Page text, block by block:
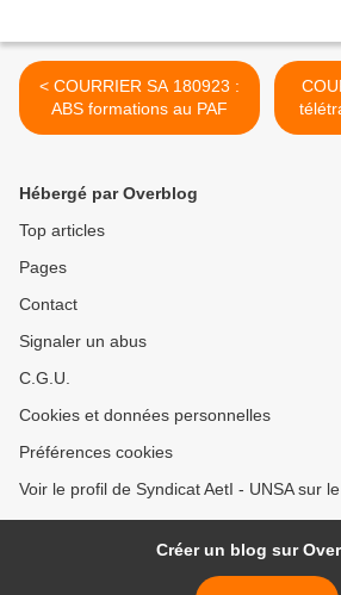
< COURRIER SA 180923 :
ABS formations au PAF
Hébergé par Overblog
Top articles
Pages
Contact
Signaler un abus
C.G.U.
Cookies et données personnelles
Préférences cookies
Voir le profil de Syndicat AetI - UNSA sur
Créer un blog sur